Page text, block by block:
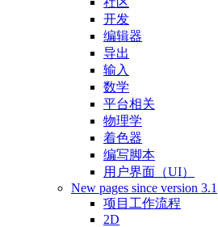
开发
编辑器
导出
输入
数学
平台相关
物理学
着色器
编写脚本
用户界面（UI）
New pages since version 3.1
项目工作流程
2D